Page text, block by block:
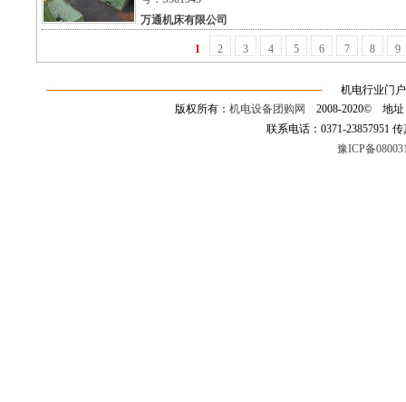
万通机床有限公司
1 2 3 4 5 6 7 8 9
机电行业门
版权所有： 机电设备团购网
2008-2020© 地址
联系电话：0371-23857951
豫ICP备